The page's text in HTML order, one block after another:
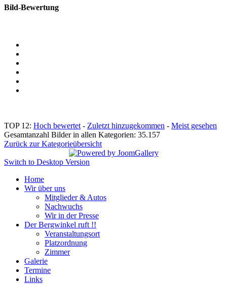
Bild-Bewertung
TOP 12: Hoch bewertet - Zuletzt hinzugekommen - Meist gesehen
Gesamtanzahl Bilder in allen Kategorien: 35.157
Zurück zur Kategorieübersicht
Switch to Desktop Version
Home
Wir über uns
Mitglieder & Autos
Nachwuchs
Wir in der Presse
Der Bergwinkel ruft !!
Veranstaltungsort
Platzordnung
Zimmer
Galerie
Termine
Links